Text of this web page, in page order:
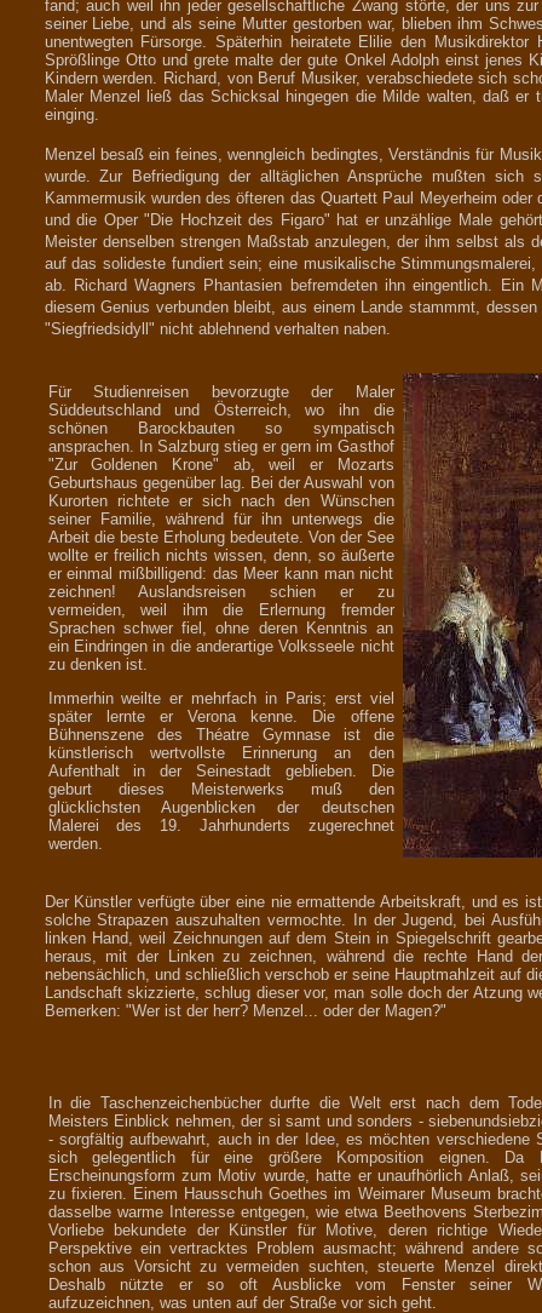
fand; auch weil ihn jeder gesellschaftliche Zwang störte, der uns
seiner Liebe, und als seine Mutter gestorben war, blieben ihm
unentwegten Fürsorge. Späterhin heiratete Elilie den
Sprößlinge Otto und grete malte der gute Onkel Adolph einst jenes
Kindern werden. Richard, von Beruf Musiker, verabschiedete sich
Maler Menzel ließ das Schicksal hingegen die Milde walten, daß
einging.
Menzel besaß ein feines, wenngleich bedingtes, Verständnis für
wurde. Zur Befriedigung der alltäglichen Ansprüche mußten
Kammermusik wurden des öfteren das Quartett Paul Meyerheim
und die Oper "Die Hochzeit des Figaro" hat er unzählige Male
Meister denselben strengen Maßstab anzulegen, der ihm selbst
auf das solideste fundiert sein; eine musikalische
ab. Richard Wagners Phantasien befremdeten ihn eingentlich.
diesem Genius verbunden bleibt, aus einem Lande stammmt,
"Siegfriedsidyll" nicht ablehnend verhalten naben.
Für Studienreisen bevorzugte der Maler
Süddeutschland und Österreich, wo ihn die
schönen Barockbauten so sympatisch
ansprachen. In Salzburg stieg er gern im Gasthof
"Zur Goldenen Krone" ab, weil er Mozarts
Geburtshaus gegenüber lag. Bei der Auswahl von
Kurorten richtete er sich nach den Wünschen
seiner Familie, während für ihn unterwegs die
Arbeit die beste Erholung bedeutete. Von der See
wollte er freilich nichts wissen, denn, so äußerte
er einmal mißbilligend: das Meer kann man nicht
zeichnen! Auslandsreisen schien er zu
vermeiden, weil ihm die Erlernung fremder
Sprachen schwer fiel, ohne deren Kenntnis an
ein Eindringen in die anderartige Volksseele nicht
zu denken ist.
Immerhin weilte er mehrfach in Paris; erst viel
später lernte er Verona kenne. Die offene
Bühnenszene des Théatre Gymnase ist die
künstlerisch wertvollste Erinnerung an den
Aufenthalt in der Seinestadt geblieben. Die
geburt dieses Meisterwerks muß den
glücklichsten Augenblicken der deutschen
Malerei des 19. Jahrhunderts zugerechnet
werden.
Der Künstler verfügte über eine nie ermattende Arbeitskraft, und es
solche Strapazen auszuhalten vermochte. In der Jugend, bei
linken Hand, weil Zeichnungen auf dem Stein in Spiegelschrift
heraus, mit der Linken zu zeichnen, während die rechte Hand
nebensächlich, und schließlich verschob er seine Hauptmahlzeit auf
Landschaft skizzierte, schlug dieser vor, man solle doch der Atzung
Bemerken: "Wer ist der herr? Menzel... oder der Magen?"
In die Taschenzeichenbücher durfte die Welt erst nach dem
Meisters Einblick nehmen, der si samt und sonders -
- sorgfältig aufbewahrt, auch in der Idee, es möchten verschiedene
sich gelegentlich für eine größere Komposition eignen. Da
Erscheinungsform zum Motiv wurde, hatte er unaufhörlich Anlaß,
zu fixieren. Einem Hausschuh Goethes im Weimarer Museum
dasselbe warme Interesse entgegen, wie etwa Beethovens
Vorliebe bekundete der Künstler für Motive, deren richtige
Perspektive ein vertracktes Problem ausmacht; während andere
schon aus Vorsicht zu vermeiden suchten, steuerte Menzel
Deshalb nützte er so oft Ausblicke vom Fenster seiner
aufzuzeichnen, was unten auf der Straße vor sich geht.